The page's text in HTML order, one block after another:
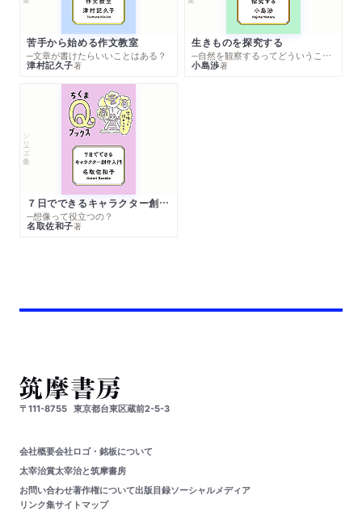
苦手から始める作文教室
─文章が書けたらいいことはある？
津村記久子著
生きものを探究する
─自然を観察するってどういうこと？
小島渉著
シリーズ・全集
７日でできるキャラクター創作入門
─想像って役立つの？
名取佐和子著
〒111-8755 東京都台東区蔵前2-5-3
会社概要会社ロゴ・銘板について
太宰治賞太宰治と筑摩書房
お問い合わせ著作権について出版目録ソーシャルメディア
リンク集サイトマップ